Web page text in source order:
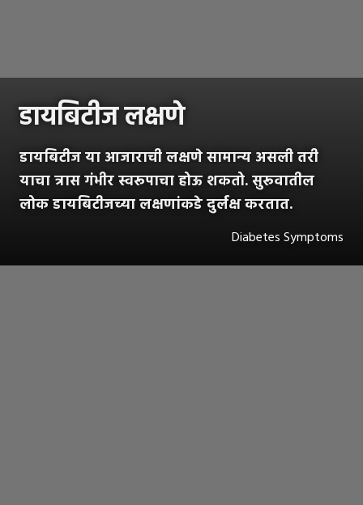
डायबिटीज लक्षणे
डायबिटीज या आजाराची लक्षणे सामान्य असली तरी
याचा त्रास गंभीर स्वरूपाचा होऊ शकतो. सुरूवातील
लोक डायबिटीजच्या लक्षणांकडे दुर्लक्ष करतात.
Diabetes Symptoms